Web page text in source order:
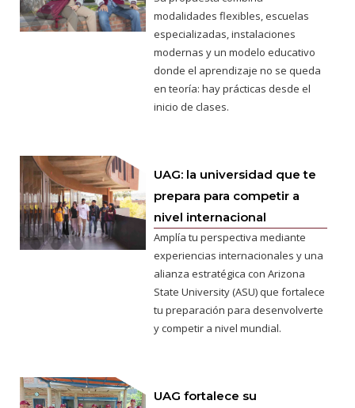
modalidades flexibles, escuelas
especializadas, instalaciones
modernas y un modelo educativo
donde el aprendizaje no se queda
en teoría: hay prácticas desde el
inicio de clases.
UAG: la universidad que te
prepara para competir a
nivel internacional
Amplía tu perspectiva mediante
experiencias internacionales y una
alianza estratégica con Arizona
State University (ASU) que fortalece
tu preparación para desenvolverte
y competir a nivel mundial.
UAG fortalece su